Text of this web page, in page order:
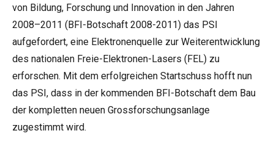
von Bildung, Forschung und Innovation in den Jahren
2008–2011 (BFI-Botschaft 2008-2011) das PSI
aufgefordert, eine Elektronenquelle zur Weiterentwicklung
des nationalen Freie-Elektronen-Lasers (FEL) zu
erforschen. Mit dem erfolgreichen Startschuss hofft nun
das PSI, dass in der kommenden BFI-Botschaft dem Bau
der kompletten neuen Grossforschungsanlage
zugestimmt wird.